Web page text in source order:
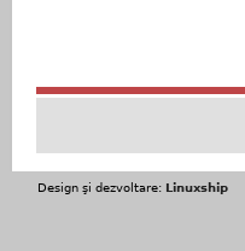
Design şi dezvoltare: Linuxship